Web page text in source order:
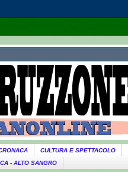
CULTURA E SPETTACOLO
- ALTO SANGRO